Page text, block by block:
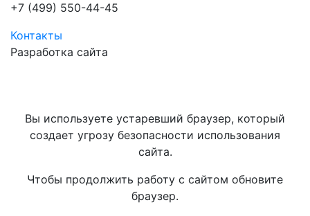
+7 (499) 550-44-45
Контакты
Разработка сайта
Вы используете устаревший браузер, который
создает угрозу безопасности использования
сайта.
Чтобы продолжить работу с сайтом обновите
браузер.